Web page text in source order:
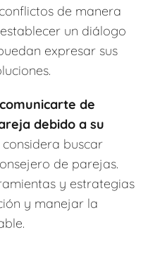
de manera
un diálogo
expresar sus
de
debido a su
considera buscar
de parejas.
y estrategias
y manejar la